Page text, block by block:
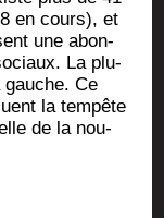
en cours), et
une abon­
La plu­
gauche. Ce
la tem­pête
de la nou­